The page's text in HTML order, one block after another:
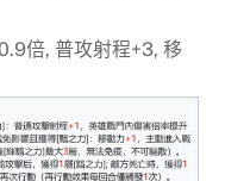
倍, 普攻射程+3, 移